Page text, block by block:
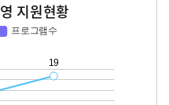
지원현황